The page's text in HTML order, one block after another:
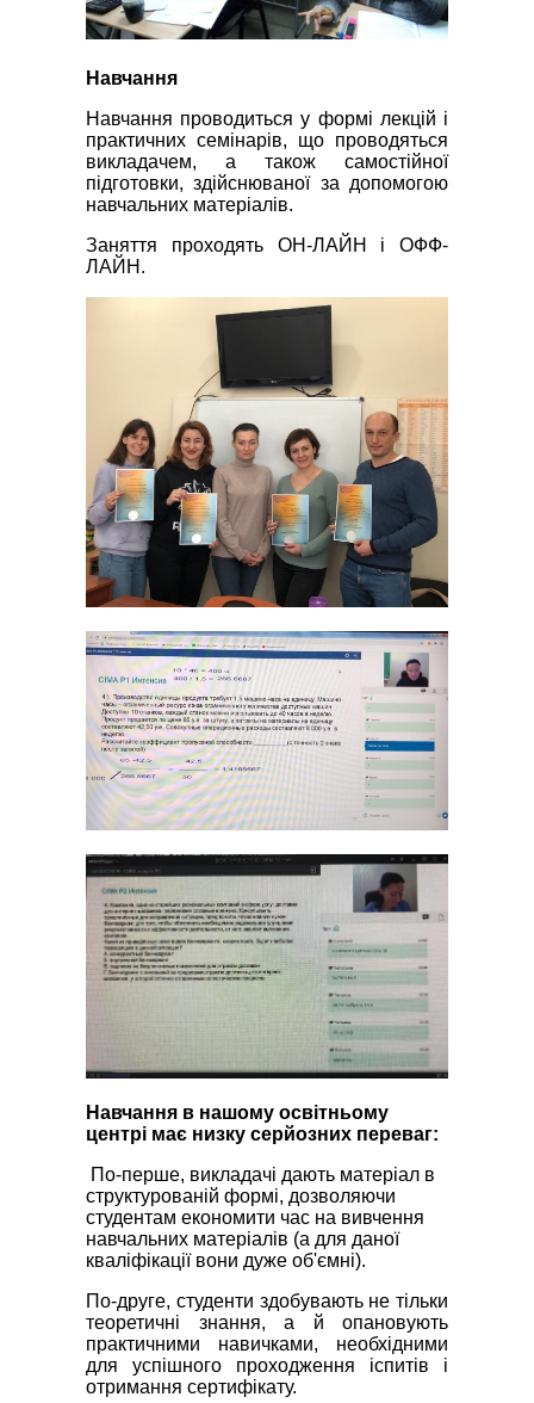
Навчання
Навчання проводиться у формі лекцій і
практичних семінарів, що проводяться
викладачем, а також самостійної
підготовки, здійснюваної за допомогою
навчальних матеріалів.
Заняття проходять ОН-ЛАЙН і ОФФ-
ЛАЙН.
Навчання в нашому освітньому
центрі має низку серйозних переваг:
По-перше, викладачі дають матеріал в
структурованій формі, дозволяючи
студентам економити час на вивчення
навчальних матеріалів (а для даної
кваліфікації вони дуже об'ємні).
По-друге, студенти здобувають не тільки
теоретичні знання, а й опановують
практичними навичками, необхідними
для успішного проходження іспитів і
отримання сертифікату.